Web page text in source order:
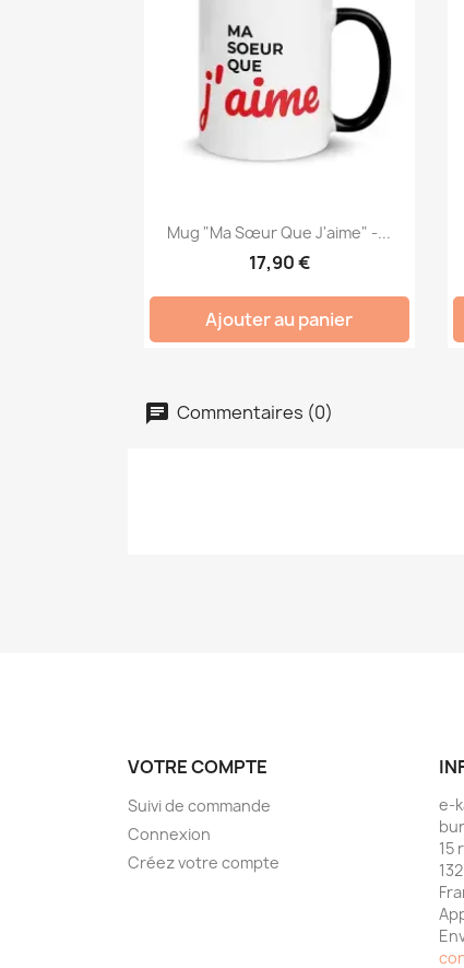
Mug "Ma Sœur Que J'aime" -...
17,90 €
Ajouter au panier
Commentaires (0)
VOTRE COMPTE
Suivi de commande
Connexion
Créez votre compte
e-
15